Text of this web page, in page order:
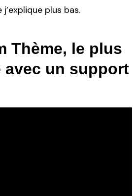
plus bas.
Thème, le plus
avec un support